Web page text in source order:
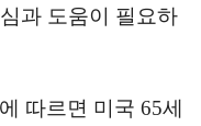
과 도움이 필요하
따르면 미국 65세